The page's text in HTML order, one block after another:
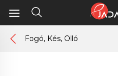
Fogó, Kés, Olló